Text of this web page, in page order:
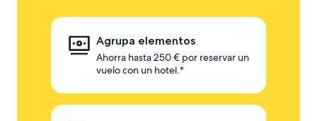
Agrupa elementos
Ahorra hasta 250 € por reservar un
vuelo con un hotel.*